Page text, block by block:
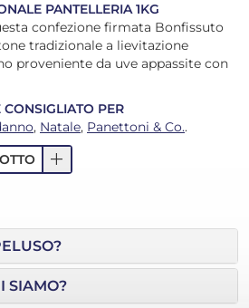
PANTELLERIA 1KG
confezione firmata Bonfissuto
tradizionale a lievitazione
proveniente da uve appassite con
PER
, Natale, Panettoni & Co..
add
SIAMO?